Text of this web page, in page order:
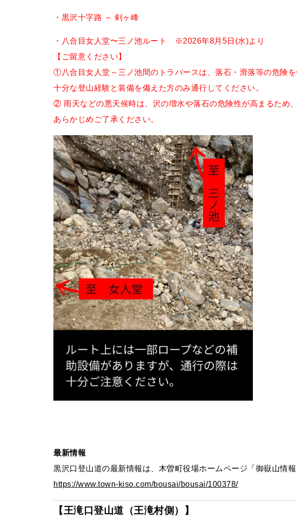
・黒沢十字路 ～ 剣ヶ峰
・八合目女人堂〜三ノ池ルート ※2026年8月5日(水)より
【ご留意ください】
①八合目女人堂～三ノ池間のトラバースは、落石・滑落等の危険を
十分な登山経験と装備を備えた方のみ通行してください。
② 雨天などの悪天候時は、沢の増水や落石の危険性が高まるため
あらかじめご了承ください。
最新情報
黒沢口登山道の最新情報は、木曽町役場ホームページ「御嶽山情報
https://www.town-kiso.com/bousai/bousai/100378/
【王滝口登山道（王滝村側）】